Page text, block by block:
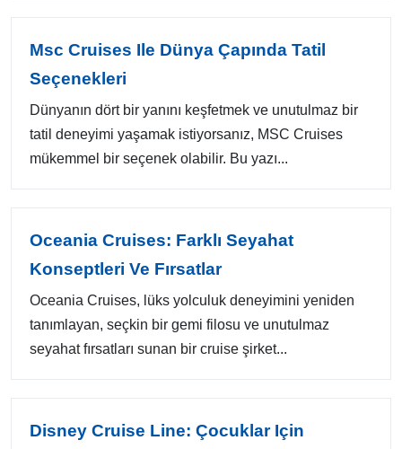
Msc Cruises Ile Dünya Çapında Tatil
Seçenekleri
Dünyanın dört bir yanını keşfetmek ve unutulmaz bir
tatil deneyimi yaşamak istiyorsanız, MSC Cruises
mükemmel bir seçenek olabilir. Bu yazı...
Oceania Cruises: Farklı Seyahat
Konseptleri Ve Fırsatlar
Oceania Cruises, lüks yolculuk deneyimini yeniden
tanımlayan, seçkin bir gemi filosu ve unutulmaz
seyahat fırsatları sunan bir cruise şirket...
Disney Cruise Line: Çocuklar Için